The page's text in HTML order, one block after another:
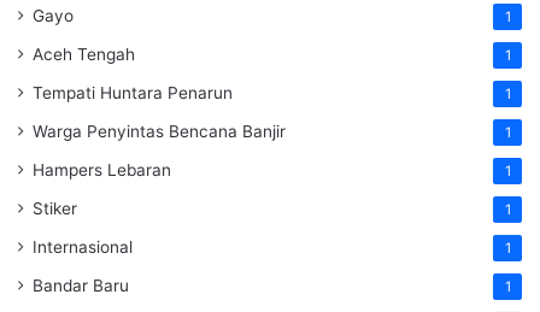
Gayo 1
Aceh Tengah 1
Tempati Huntara Penarun 1
Warga Penyintas Bencana Banjir 1
Hampers Lebaran 1
Stiker 1
Internasional 1
Bandar Baru 1